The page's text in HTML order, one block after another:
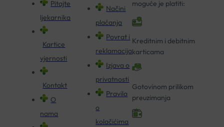
Pitajte
ljekarnika
Kartice
vjernosti
Kontakt
O
nama
Načini
plaćanja
Povrat i
reklamacija
Izjava o
privatnosti
Pravila
o
kolačićima
moguće je platiti:
Kreditnim i debitnim
karticama
Gotovinom prilikom
preuzimanja